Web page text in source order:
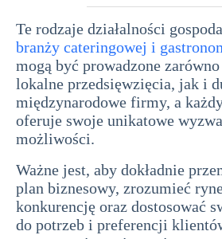
Te rodzaje działalności
branży cateringowej i
mogą być prowadzone zarówno
lokalne przedsięwzięcia, jak i
międzynarodowe firmy, a
oferuje swoje unikatowe
możliwości.
Ważne jest, aby dokładnie
plan biznesowy, zrozumieć
konkurencję oraz dostosować
do potrzeb i preferencji